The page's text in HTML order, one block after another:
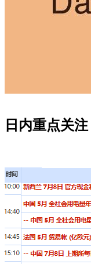
日内重点关注